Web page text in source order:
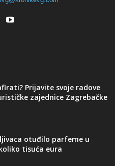
Prijavite svoje radove
zajednice Zagrebačke
otuđilo parfeme u
tisuća eura